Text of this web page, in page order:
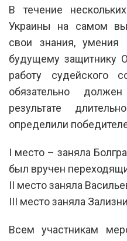
В течение
Украины на самом
свои знания,
будущему защитнику
работу судейского
обязательно
результате
определили
I место – заняла
был вручен
II место заняла
III место заняла
Всем участникам